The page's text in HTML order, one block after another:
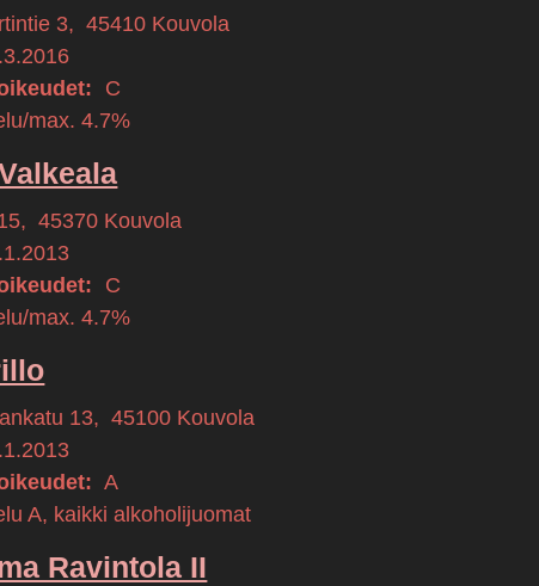
3, 45410 Kouvola
C
max. 4.7%
, 45370 Kouvola
C
max. 4.7%
13, 45100 Kouvola
A
A, kaikki alkoholijuomat
Ravintola II